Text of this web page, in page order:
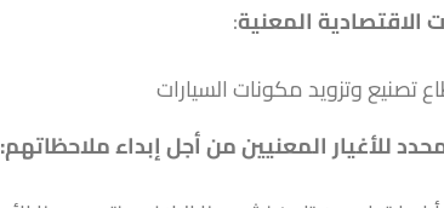
الاقتصادية المعنية:
تصنيع وتزويد مكونات السيارات
للأغيار المعنيين من أجل إبداء ملاحظاتهم: